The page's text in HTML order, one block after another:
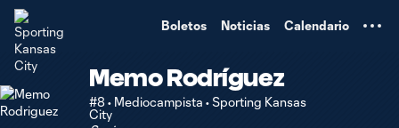
Boletos Noticias Calendario
Memo Rodríguez
#8 • Mediocampista • Sporting Kansas
City